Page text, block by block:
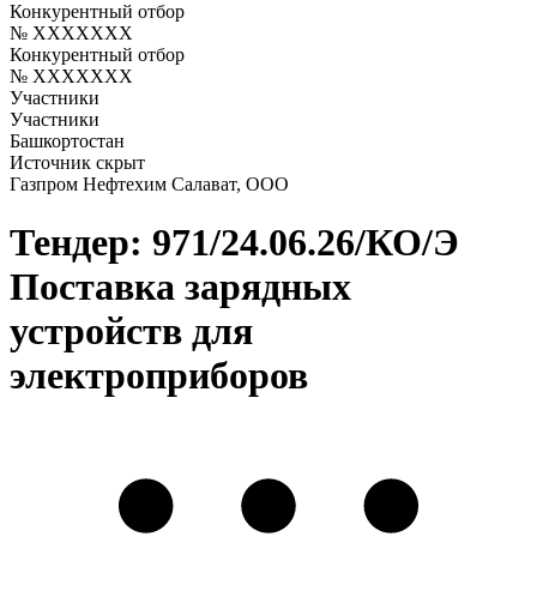
Конкурентный отбор
№ XXXXXXX
Конкурентный отбор
№ XXXXXXX
Участники
Участники
Башкортостан
Источник скрыт
Газпром Нефтехим Салават, ООО
Тендер: 971/24.06.26/КО/Э
Поставка зарядных
устройств для
электроприборов